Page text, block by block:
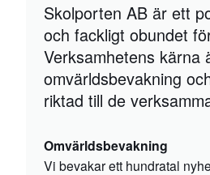
Skolporten AB är ett
och fackligt obundet
Verksamhetens kärna
omvärldsbevakning
riktad till de
Omvärldsbevakning
Vi bevakar ett hundratal